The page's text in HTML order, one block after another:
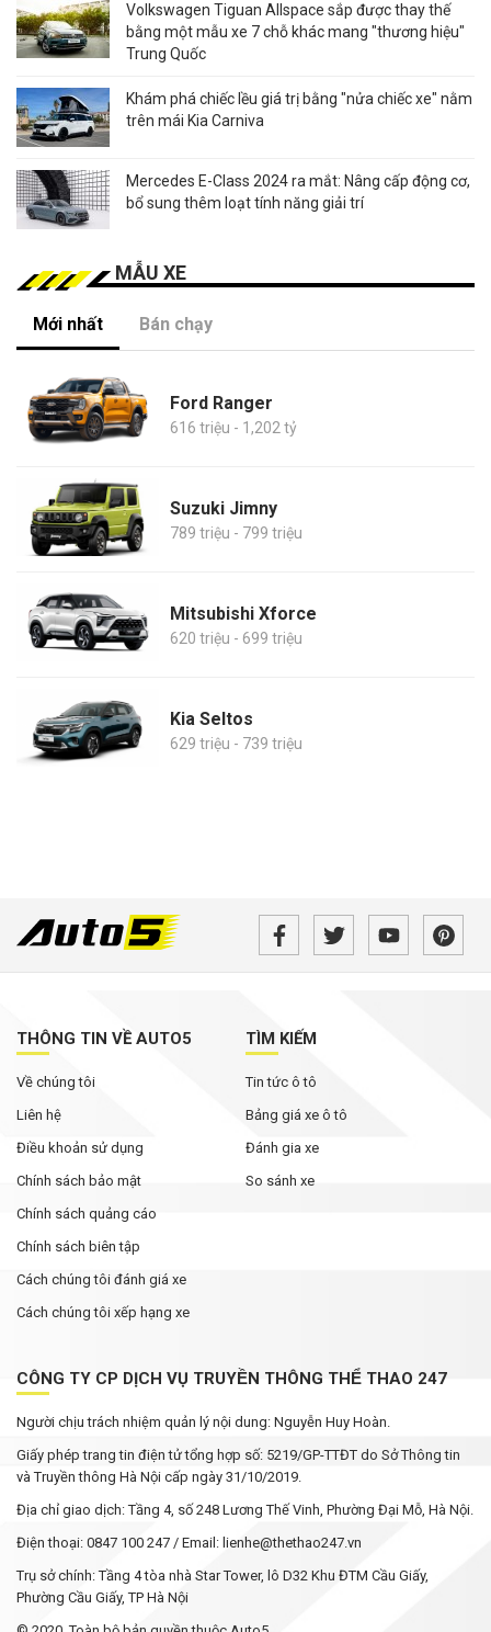
Volkswagen Tiguan Allspace sắp được thay thế
bằng một mẫu xe 7 chỗ khác mang "thương hiệu"
Trung Quốc
Khám phá chiếc lều giá trị bằng "nửa chiếc xe" nằm
trên mái Kia Carniva
Mercedes E-Class 2024 ra mắt: Nâng cấp động cơ,
bổ sung thêm loạt tính năng giải trí
MẪU XE
Mới nhất Bán chạy
Ford Ranger
616 triệu - 1,202 tỷ
Suzuki Jimny
789 triệu - 799 triệu
Mitsubishi Xforce
620 triệu - 699 triệu
Kia Seltos
629 triệu - 739 triệu
THÔNG TIN VỀ AUTO5
Về chúng tôi
Liên hệ
Điều khoản sử dụng
Chính sách bảo mật
Chính sách quảng cáo
Chính sách biên tập
Cách chúng tôi đánh giá xe
Cách chúng tôi xếp hạng xe
TÌM KIẾM
Tin tức ô tô
Bảng giá xe ô tô
Đánh gia xe
So sánh xe
CÔNG TY CP DỊCH VỤ TRUYỀN THÔNG THỂ THAO 247
Người chịu trách nhiệm quản lý nội dung: Nguyễn Huy Hoàn.
Giấy phép trang tin điện tử tổng hợp số: 5219/GP-TTĐT do Sở Thông tin
và Truyền thông Hà Nội cấp ngày 31/10/2019.
Địa chỉ giao dịch: Tầng 4, số 248 Lương Thế Vinh, Phường Đại Mỗ, Hà Nội.
Điện thoại: 0847 100 247 / Email: lienhe@thethao247.vn
Trụ sở chính: Tầng 4 tòa nhà Star Tower, lô D32 Khu ĐTM Cầu Giấy,
Phường Cầu Giấy, TP Hà Nội